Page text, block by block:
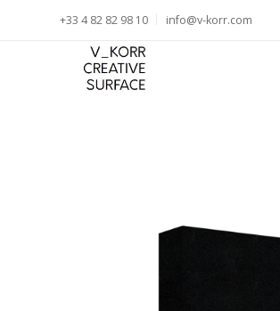
+33 4 82 82 98 10 info@v-korr.com